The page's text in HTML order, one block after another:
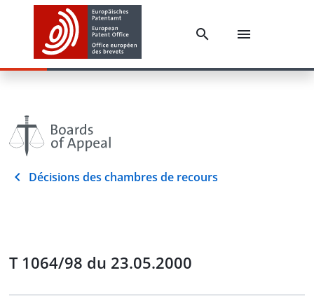
Décisions des chambres de recours
T 1064/98 du 23.05.2000